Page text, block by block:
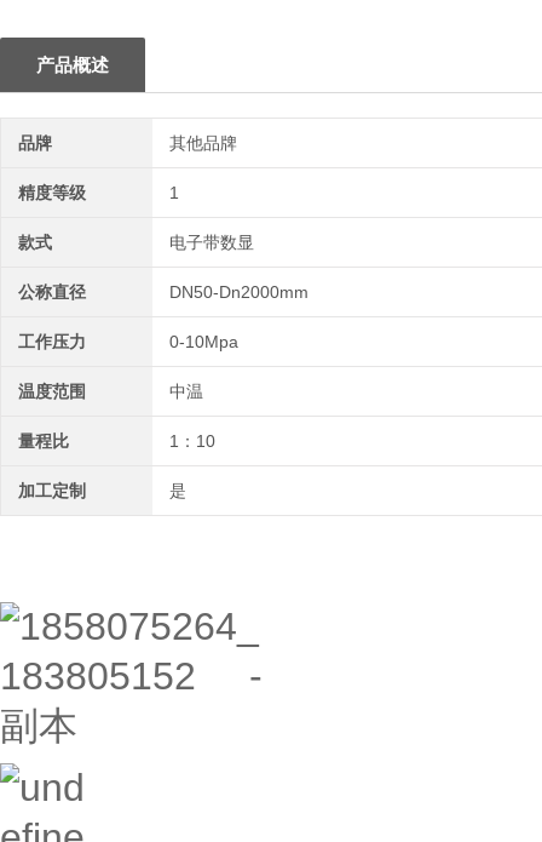
产品概述
品牌 其他品牌
精度等级 1
款式 电子带数显
公称直径 DN50-Dn2000mm
工作压力 0-10Mpa
温度范围 中温
量程比 1：10
加工定制 是